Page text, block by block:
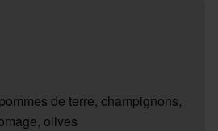
de terre, champignons,
olives